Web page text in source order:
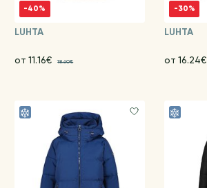
-40%
LUHTA
от 11.16€ 18.60€
-30%
LUHTA
от 16.24€